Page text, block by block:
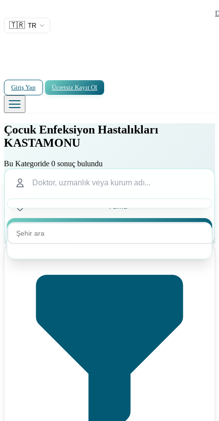
🇹🇷 TR
Giriş Yap Ücretsiz Kayıt Ol
Çocuk Enfeksiyon Hastalıkları
KASTAMONU
Bu Kategoride 0 sonuç bulundu